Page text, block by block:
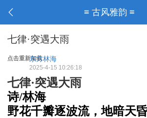
≡ 古风雅韵 ≡
七律·突遇大雨
点击重新加载东方林海
2025-4-15 10:26:18
七律·突遇大雨
诗/林海
野花千瓣逐波流，地暗天昏